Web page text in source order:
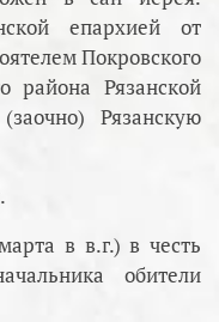
епархией от
Покровского
района Рязанской
Рязанскую
в в.г.) в честь
обители